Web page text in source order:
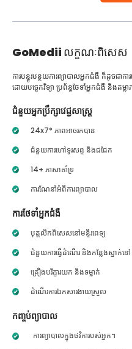
GoMedii លក្ខណៈពិសេស
ការបន្ធូរបន្ថយការព្យាបាលអ្នកជំងឺ ក៏ដូចជ
ដោយបច្ចេកវិទ្យា ប្រព័ន្ធថែទាំអ្នកជំងឺ និងត
ជំនួយអ្នកប្រឹក្សាវេជ្ជសាស្ត្រ
24x7* ភាពអាចរកបាន
ជំនួយការហៅទូរសព្ទ និងជជែក
14+ ភាសាគាំទ្រ
ការណែនាំអំពីការព្យាបាល
ការថែទាំអ្នកជំងឺ
បុគ្គលិកពិសេសនៅមន្ទីរពេទ្យ
ជំនួយការធ្វើដំណើរ និងកន្លែងស្នាក់នៅ
គ្រឿងបរិក្ខារយក និងទម្លាក់
ដំណើរការឯកសារងាយស្រួល
កញ្ចប់ព្យាបាល
ការព្យាបាលក្នុងថវិការបស់អ្នក។